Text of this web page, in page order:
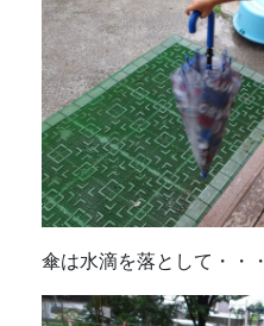
傘は水滴を落として・・・